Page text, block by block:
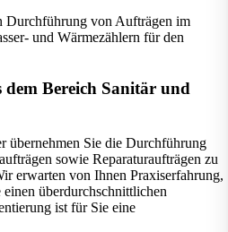
Durchführung von Aufträgen im
und Wärmezählern für den
dem Bereich Sanitär und
übernehmen Sie die Durchführung
sowie Reparaturaufträgen zu
erwarten von Ihnen Praxiserfahrung,
überdurchschnittlichen
ist für Sie eine